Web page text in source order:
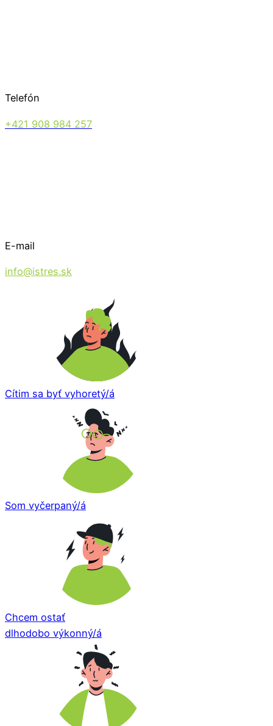
Telefón
+421 908 984 257
E-mail
info@istres.sk
Cítim sa byť vyhoretý/á
Som vyčerpaný/á
Chcem ostať
dlhodobo výkonný/á